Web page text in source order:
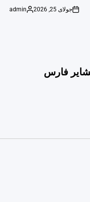
on
جولای 25, 2026
Posted
admin
فارس